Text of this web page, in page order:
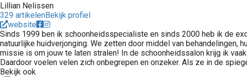
Lillian Nelissen
329 artikelenBekijk profiel
website
Sinds 1999 ben ik schoonheidsspecialiste en sinds 2000 heb ik de
natuurlijke huidverjonging. We zetten door middel van
missie is om jouw te laten stralen! In de schoonheidssalon krijg ik
Daardoor voelen velen zich onbegrepen en onzeker. Als ze in de
Bekijk ook